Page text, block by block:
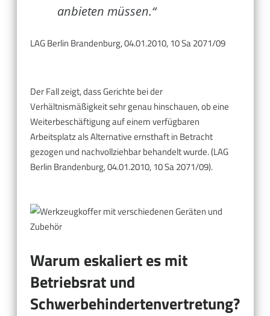
anbieten müssen.“
LAG Berlin Brandenburg, 04.01.2010, 10 Sa 2071/09
Der Fall zeigt, dass Gerichte bei der
Verhältnismäßigkeit sehr genau hinschauen, ob eine
Weiterbeschäftigung auf einem verfügbaren
Arbeitsplatz als Alternative ernsthaft in Betracht
gezogen und nachvollziehbar behandelt wurde. (LAG
Berlin Brandenburg, 04.01.2010, 10 Sa 2071/09).
Warum eskaliert es mit
Betriebsrat und
Schwerbehindertenvertretung?